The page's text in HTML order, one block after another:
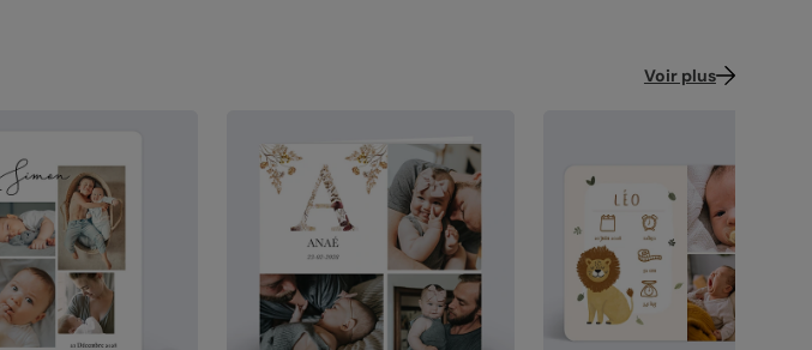
que vous avez validée (texte, photo, mise en page), le
produit ne pourra pas être repris.
Voir plus